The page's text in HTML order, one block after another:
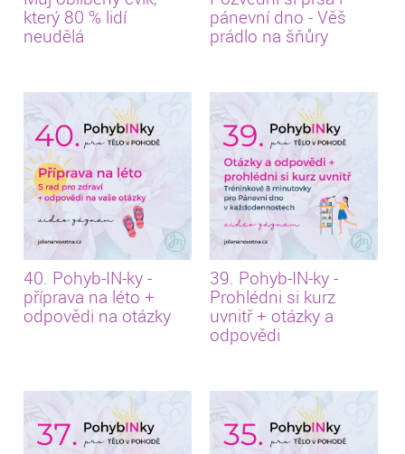
který 80 % lidí
neudělá
pánevní dno - Věš
prádlo na šňůry
40. Pohyb-IN-ky -
příprava na léto +
odpovědi na otázky
39. Pohyb-IN-ky -
Prohlédni si kurz
uvnitř + otázky a
odpovědi